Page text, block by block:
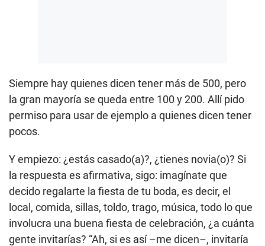
Siempre hay quienes dicen tener más de 500, pero
la gran mayoría se queda entre 100 y 200. Allí pido
permiso para usar de ejemplo a quienes dicen tener
pocos.
Y empiezo: ¿estás casado(a)?, ¿tienes novia(o)? Si
la respuesta es afirmativa, sigo: imagínate que
decido regalarte la fiesta de tu boda, es decir, el
local, comida, sillas, toldo, trago, música, todo lo que
involucra una buena fiesta de celebración, ¿a cuánta
gente invitarías? “Ah, si es así –me dicen–, invitaría